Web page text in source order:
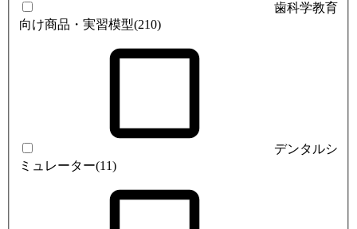
歯科学教育
向け商品・実習模型(210)
デンタルシ
ミュレーター(11)